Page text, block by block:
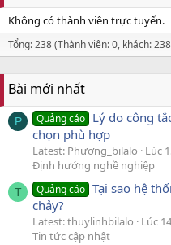
Không có thành viên trực tuyến.
Tổng: 238 (Thành viên: 0, khách:
Bài mới nhất
P Quảng cáo Lý do công
chọn phù hợp
Latest: Phương_bilalo
Lúc
Định hướng nghề nghiệp
T Quảng cáo Tại sao hệ
chảy?
Latest: thuylinhbilalo
Lúc
Tin tức cập nhật